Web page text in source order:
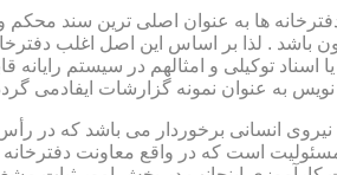
دفترخانه ها به عنوان اصلی ترین سند
. لذا بر اساس این اصل اغلب دفترخانه
توکیلی و امثالهم در سیستم
به عنوان نمونه گزارشات ایفادمی
تعداد ........ نیروی انسانی برخوردار می
مسئولیت است که در واقع معاونت